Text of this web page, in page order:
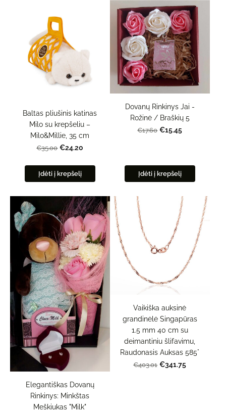
Baltas pliušinis katinas
Milo su krepšeliu –
Milo&Millie, 35 cm
€35.00 €24.20
Įdėti į krepšelį
Dovanų Rinkinys Jai -
Rožinė / Braškių 5
€17.60 €15.45
Įdėti į krepšelį
Elegantiškas Dovanų
Rinkinys: Minkštas
Meškiukas "Milk"
Vaikiška auksinė
grandinėlė Singapūras
1.5 mm 40 cm su
deimantiniu šlifavimu,
Raudonasis Auksas 585°
€403.01 €341.75